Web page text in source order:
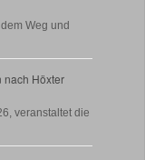
Weg und
nach Höxter
veranstaltet die